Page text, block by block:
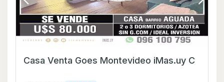
Casa Venta Goes Montevideo iMas.uy C